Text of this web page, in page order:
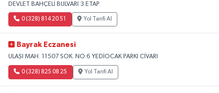
DEVLET BAHÇELİ BULVARI 3.ETAP
0 (328) 814 20 51 Yol Tarifi Al
Bayrak Eczanesi
ULAŞI MAH. 11507 SOK. NO:6 YEDİOCAK PARKI CİVARI
0 (328) 825 08 25 Yol Tarifi Al